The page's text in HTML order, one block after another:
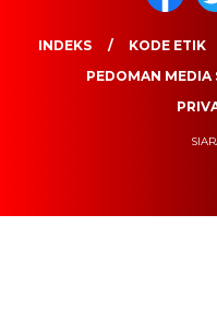
INDEKS KODE ETIK
PEDOMAN MEDIA